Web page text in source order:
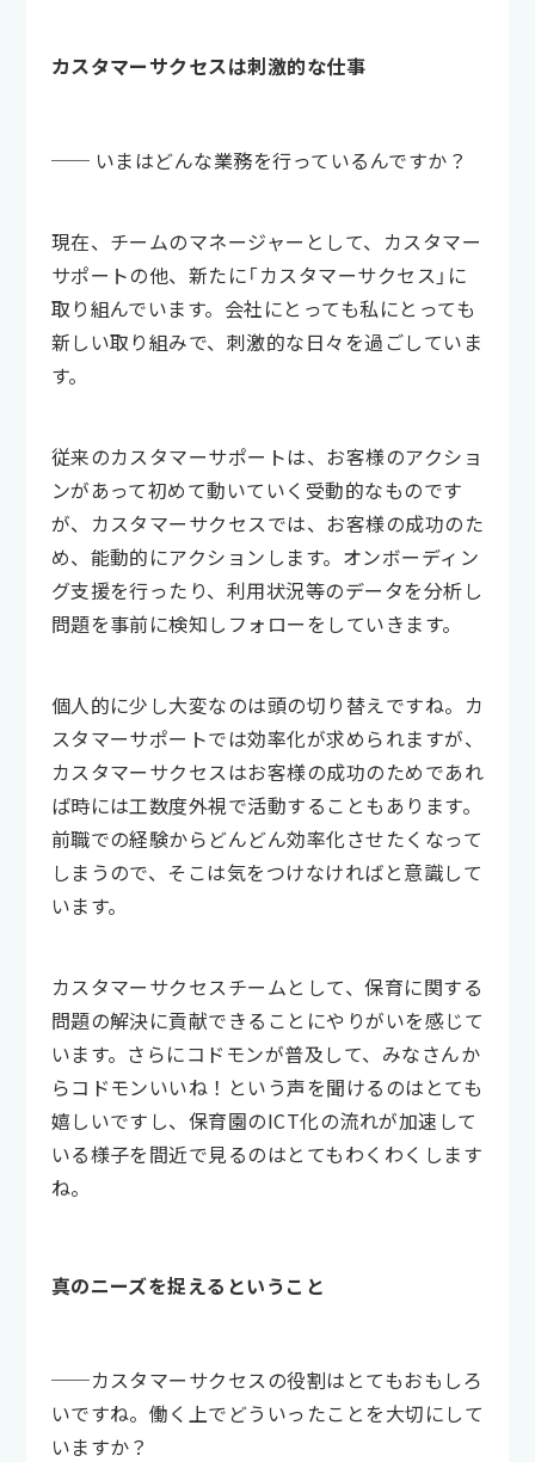
カスタマーサクセスは刺激的な仕事
── いまはどんな業務を行っているんですか？
現在、チームのマネージャーとして、カスタマー
サポートの他、新たに「カスタマーサクセス」に
取り組んでいます。会社にとっても私にとっても
新しい取り組みで、刺激的な日々を過ごしていま
す。
従来のカスタマーサポートは、お客様のアクショ
ンがあって初めて動いていく受動的なものです
が、カスタマーサクセスでは、お客様の成功のた
め、能動的にアクションします。オンボーディン
グ支援を行ったり、利用状況等のデータを分析し
問題を事前に検知しフォローをしていきます。
個人的に少し大変なのは頭の切り替えですね。カ
スタマーサポートでは効率化が求められますが、
カスタマーサクセスはお客様の成功のためであれ
ば時には工数度外視で活動することもあります。
前職での経験からどんどん効率化させたくなって
しまうので、そこは気をつけなければと意識して
います。
カスタマーサクセスチームとして、保育に関する
問題の解決に貢献できることにやりがいを感じて
います。さらにコドモンが普及して、みなさんか
らコドモンいいね！という声を聞けるのはとても
嬉しいですし、保育園のICT化の流れが加速して
いる様子を間近で見るのはとてもわくわくします
ね。
真のニーズを捉えるということ
──カスタマーサクセスの役割はとてもおもしろ
いですね。働く上でどういったことを大切にして
いますか？